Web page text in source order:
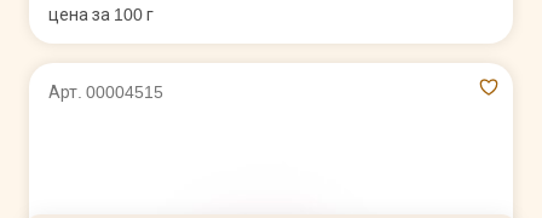
цена за 100 г
Арт. 00004515